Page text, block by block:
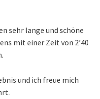
sehr lange und schöne
mit einer Zeit von 2’40
und ich freue mich